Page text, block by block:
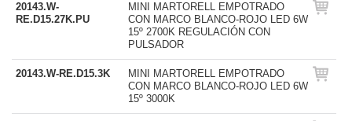
20143.W-
RE.D15.27K.PU
MINI MARTORELL EMPOTRADO
CON MARCO BLANCO-ROJO LED 6W
15º 2700K REGULACIÓN CON
PULSADOR
20143.W-RE.D15.3K
MINI MARTORELL EMPOTRADO
CON MARCO BLANCO-ROJO LED 6W
15º 3000K